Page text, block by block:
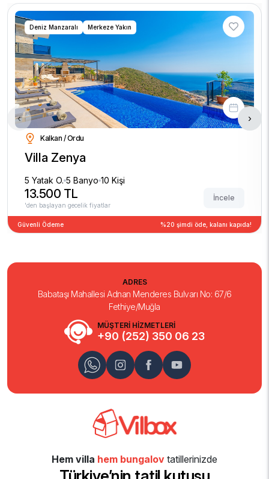
Deniz Manzaralı Merkeze Yakın
Kalkan / Ordu
Villa Zenya
5 Yatak O. 5 Banyo 10 Kişi
13.500 TL
'den başlayan gecelik fiyatlar
İncele
Güvenli Ödeme %20 şimdi öde, kalanı kapıda!
‹ ›
MÜŞTERİ HİZMETLERİ
+90 (252) 350 06 23
ADRES
Babataşı Mahallesi Adnan Menderes Bulvarı No: 67/6
Fethiye/Muğla
Hem villa hem bungalov tatillerinizde